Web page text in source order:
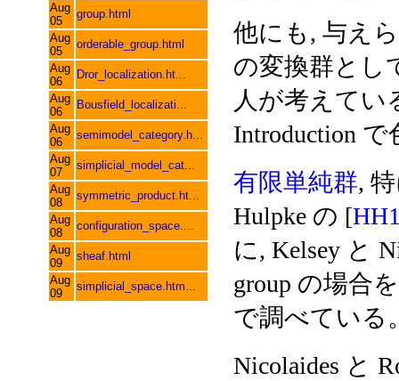
Aug
05
group.html
Aug
05
orderable_group.html
Aug
06
Dror_localization.ht...
Aug
06
Bousfield_localizati...
Aug
06
semimodel_category.h...
Aug
07
simplicial_model_cat...
Aug
08
symmetric_product.ht...
Aug
08
configuration_space....
Aug
09
sheaf.html
Aug
09
simplicial_space.htm...
他にも, 与え
の変換群とし
人が考えてい
Introduction
有限単純群,
Hulpke の [
に, Kelsey と
group の場合
で調べている
Nicolaides と